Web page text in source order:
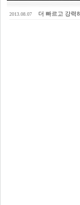
2013.08.07 더 빠르고 강력